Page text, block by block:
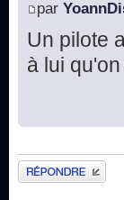
par
Un pilote
à lui
Publier une réponse